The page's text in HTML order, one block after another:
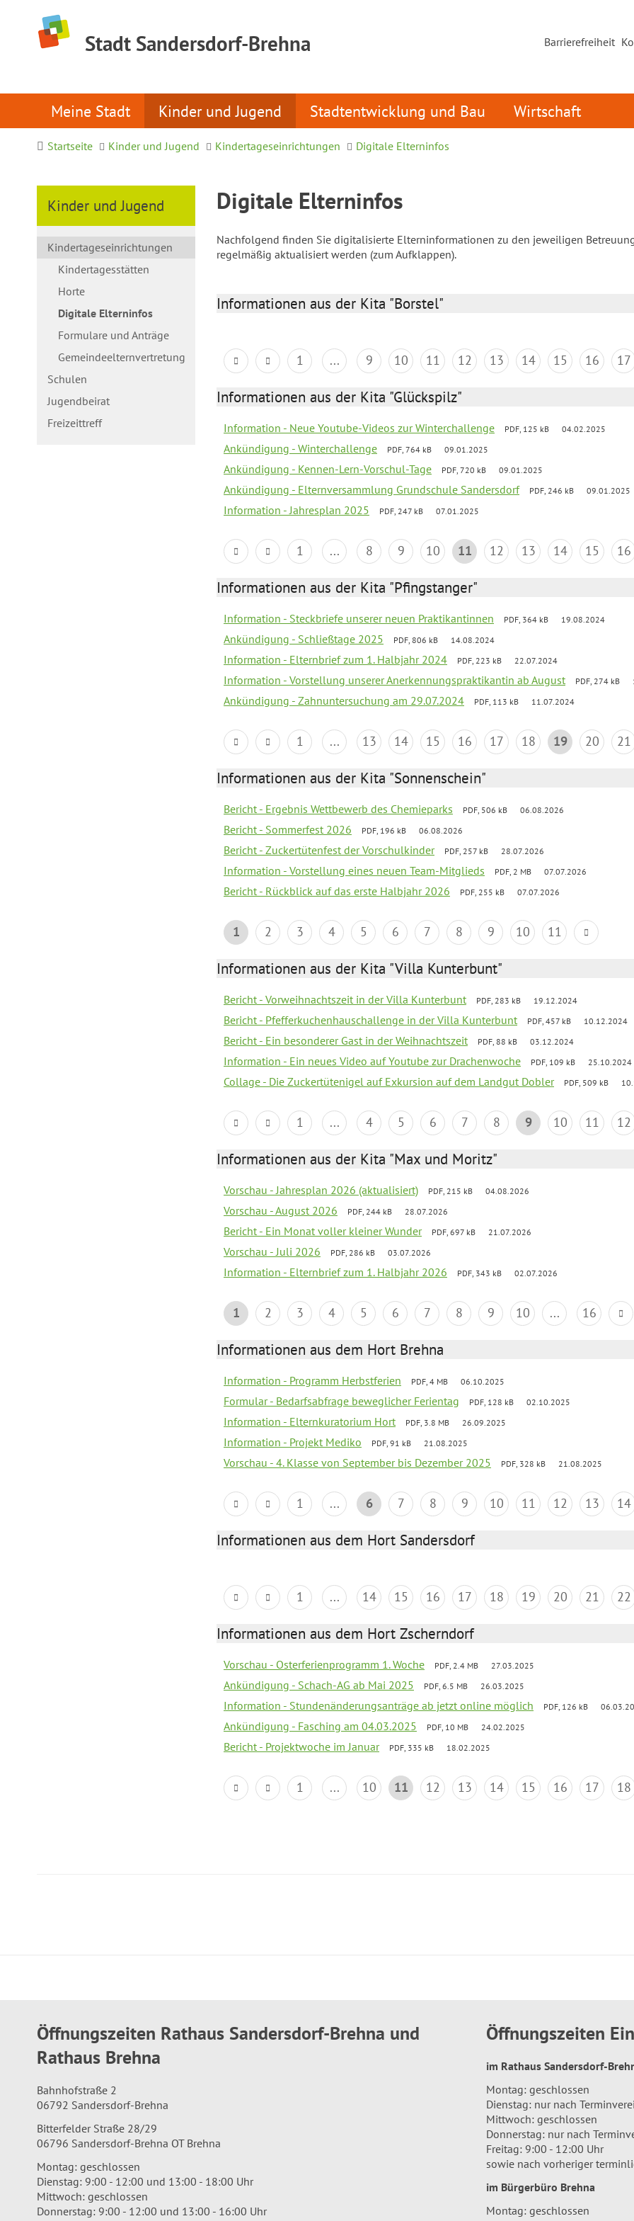
Stadt Sandersdorf-Brehna Barrierefreiheit
Meine Stadt Kinder und Jugend Stadtentwicklung und Bau Wirtschaft
Startseite Kinder und Jugend Kindertageseinrichtungen Digitale Elterninfos
Kinder und Jugend
Kindertageseinrichtungen
Kindertagesstätten
Horte
Digitale Elterninfos
Formulare und Anträge
Gemeindeelternvertretung
Schulen
Jugendbeirat
Freizeittreff
Digitale Elterninfos
Nachfolgend finden Sie digitalisierte Elterninformationen zu den jeweiligen
regelmäßig aktualisiert werden (zum Aufklappen).
Informationen aus der Kita "Borstel"
1 ... 9 10 11 12 13 14 15 16 17
Informationen aus der Kita "Glückspilz"
Information - Neue Youtube-Videos zur Winterchallenge PDF, 125 kB 04.02.2025
Ankündigung - Winterchallenge PDF, 764 kB 09.01.2025
Ankündigung - Kennen-Lern-Vorschul-Tage PDF, 720 kB 09.01.2025
Ankündigung - Elternversammlung Grundschule Sandersdorf PDF, 246 kB 09.01.2025
Information - Jahresplan 2025 PDF, 247 kB 07.01.2025
1 ... 8 9 10 11 12 13 14 15 16
Informationen aus der Kita "Pfingstanger"
Information - Steckbriefe unserer neuen Praktikantinnen PDF, 364 kB 19.08.2024
Ankündigung - Schließtage 2025 PDF, 806 kB 14.08.2024
Information - Elternbrief zum 1. Halbjahr 2024 PDF, 223 kB 22.07.2024
Information - Vorstellung unserer Anerkennungspraktikantin ab August PDF, 274 kB
Ankündigung - Zahnuntersuchung am 29.07.2024 PDF, 113 kB 11.07.2024
1 ... 13 14 15 16 17 18 19 20 21
Informationen aus der Kita "Sonnenschein"
Bericht - Ergebnis Wettbewerb des Chemieparks PDF, 506 kB 06.08.2026
Bericht - Sommerfest 2026 PDF, 196 kB 06.08.2026
Bericht - Zuckertütenfest der Vorschulkinder PDF, 257 kB 28.07.2026
Information - Vorstellung eines neuen Team-Mitglieds PDF, 2 MB 07.07.2026
Bericht - Rückblick auf das erste Halbjahr 2026 PDF, 255 kB 07.07.2026
1 2 3 4 5 6 7 8 9 10 11
Informationen aus der Kita "Villa Kunterbunt"
Bericht - Vorweihnachtszeit in der Villa Kunterbunt PDF, 283 kB 19.12.2024
Bericht - Pfefferkuchenhauschallenge in der Villa Kunterbunt PDF, 457 kB 10.12.2024
Bericht - Ein besonderer Gast in der Weihnachtszeit PDF, 88 kB 03.12.2024
Information - Ein neues Video auf Youtube zur Drachenwoche PDF, 109 kB 25.10.2024
Collage - Die Zuckertütenigel auf Exkursion auf dem Landgut Dobler PDF, 509 kB
1 ... 4 5 6 7 8 9 10 11 12
Informationen aus der Kita "Max und Moritz"
Vorschau - Jahresplan 2026 (aktualisiert) PDF, 215 kB 04.08.2026
Vorschau - August 2026 PDF, 244 kB 28.07.2026
Bericht - Ein Monat voller kleiner Wunder PDF, 697 kB 21.07.2026
Vorschau - Juli 2026 PDF, 286 kB 03.07.2026
Information - Elternbrief zum 1. Halbjahr 2026 PDF, 343 kB 02.07.2026
1 2 3 4 5 6 7 8 9 10 ... 16
Informationen aus dem Hort Brehna
Information - Programm Herbstferien PDF, 4 MB 06.10.2025
Formular - Bedarfsabfrage beweglicher Ferientag PDF, 128 kB 02.10.2025
Information - Elternkuratorium Hort PDF, 3.8 MB 26.09.2025
Information - Projekt Mediko PDF, 91 kB 21.08.2025
Vorschau - 4. Klasse von September bis Dezember 2025 PDF, 328 kB 21.08.2025
1 ... 6 7 8 9 10 11 12 13 14
Informationen aus dem Hort Sandersdorf
1 ... 14 15 16 17 18 19 20 21 22
Informationen aus dem Hort Zscherndorf
Vorschau - Osterferienprogramm 1. Woche PDF, 2.4 MB 27.03.2025
Ankündigung - Schach-AG ab Mai 2025 PDF, 6.5 MB 26.03.2025
Information - Stundenänderungsanträge ab jetzt online möglich PDF, 126 kB
Ankündigung - Fasching am 04.03.2025 PDF, 10 MB 24.02.2025
Bericht - Projektwoche im Januar PDF, 335 kB 18.02.2025
1 ... 10 11 12 13 14 15 16 17 18
Öffnungszeiten Rathaus Sandersdorf-Brehna und
Rathaus Brehna
Bahnhofstraße 2
06792 Sandersdorf-Brehna
Bitterfelder Straße 28/29
06796 Sandersdorf-Brehna OT Brehna
Montag: geschlossen
Dienstag: 9:00 - 12:00 und 13:00 - 18:00 Uhr
Mittwoch: geschlossen
Donnerstag: 9:00 - 12:00 und 13:00 - 16:00 Uhr
Öffnungszeiten
im Rathaus Sandersdorf-
Montag: geschlossen
Dienstag: nur nach
Mittwoch: geschlossen
Donnerstag: nur nach
Freitag: 9:00 - 12:00 Uhr
sowie nach vorheriger
im Bürgerbüro Brehna
Montag: geschlossen